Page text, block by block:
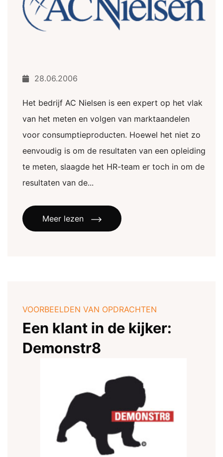
28.06.2006
Het bedrijf AC Nielsen is een expert op het vlak
van het meten en volgen van marktaandelen
voor consumptieproducten. Hoewel het niet zo
eenvoudig is om de resultaten van een opleiding
te meten, slaagde het HR-team er toch in om de
resultaten van de...
Meer lezen
VOORBEELDEN VAN OPDRACHTEN
Een klant in de kijker:
Demonstr8